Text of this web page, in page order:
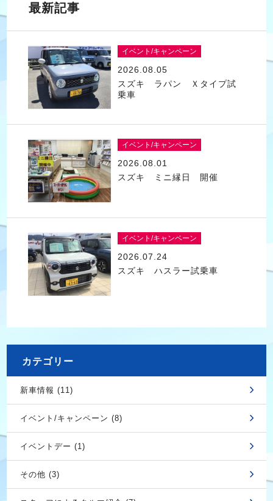
最新記事
イベント/キャンペーン
2026.08.05
スズキ ラパン Ｘタイプ試
乗車
イベント/キャンペーン
2026.08.01
スズキ ミニ縁日 開催
イベント/キャンペーン
2026.07.24
スズキ ハスラー試乗車
カテゴリー
新車情報 (11)
イベント/キャンペーン (8)
イベントデー (1)
その他 (3)